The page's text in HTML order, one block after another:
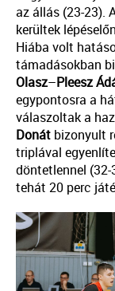
az állás (23-23).
kerültek
Hiába volt
támadásokban
Olasz–Pleesz
egypontosra a
válaszoltak a
Donát bizonyult
triplával
döntetlennel
tehát 20 perc